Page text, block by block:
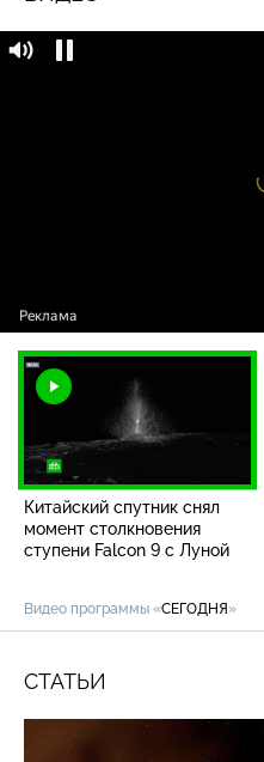
Китайский спутник снял
момент столкновения
ступени Falcon 9 с Луной
Видео программы «СЕГОДНЯ»
СТАТЬИ